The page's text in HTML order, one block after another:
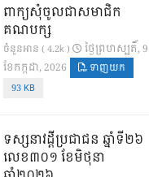
ពាក្យសុំចូលជាសមាជិក
គណបក្ស
ចំនួនអាន ( 4.2k )
ថ្ងៃ​ព្រហស្បតិ៍, 9
ខែ​កក្កដា, 2026
ទាញយក
93 KB
ទស្សនាវដ្ដីប្រជាជន ឆ្នាំទី២៦
លេខ៣០១ ខែមិថុនា